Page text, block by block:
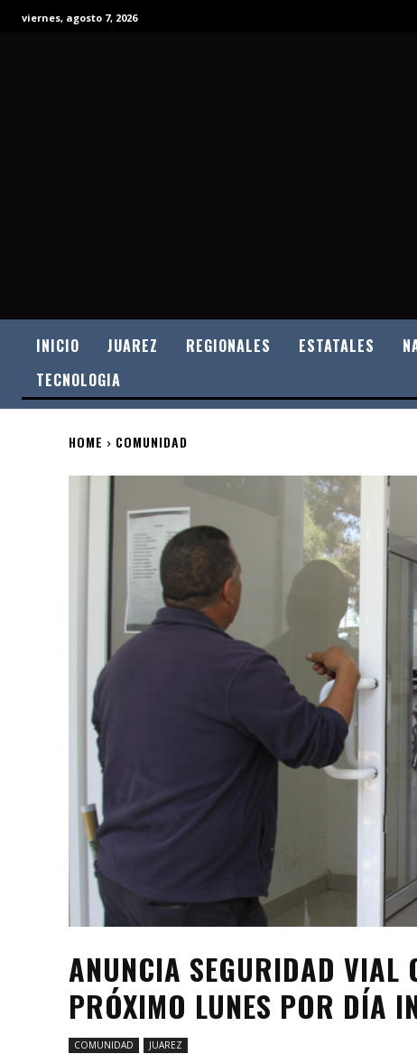
viernes, agosto 7, 2026
INICIO JUAREZ REGIONALES ESTATALES
TECNOLOGIA
HOME COMUNIDAD
ANUNCIA SEGURIDAD VIAL
PRÓXIMO LUNES POR DÍA
COMUNIDAD JUAREZ